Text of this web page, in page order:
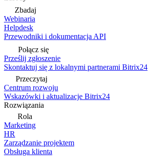
Zbadaj
Webinaria
Helpdesk
Przewodniki i dokumentacja API
Połącz się
Prześlij zgłoszenie
Skontaktuj się z lokalnymi partnerami Bitrix24
Przeczytaj
Centrum rozwoju
Wskazówki i aktualizacje Bitrix24
Rozwiązania
Rola
Marketing
HR
Zarządzanie projektem
Obsługa klienta